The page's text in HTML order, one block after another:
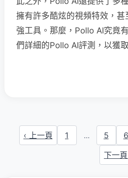
擁有許多酷炫的視頻特效，
強工具。那麼，Pollo AI究竟
們詳細的Pollo AI評測，以獲
‹ 上一頁 1 ... 5 6
下一頁